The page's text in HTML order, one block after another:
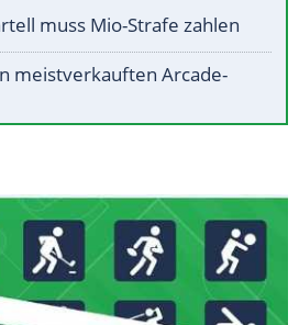
muss Mio-Strafe zahlen
meistverkauften Arcade-